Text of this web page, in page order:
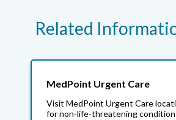
Related
MedPoint Urgent Care
Visit MedPoint Urgent Care
for non-life-threatening